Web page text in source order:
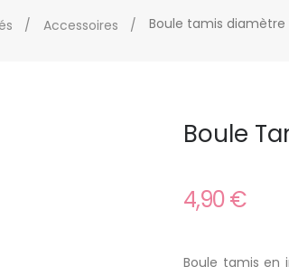
Accessoires Boule tamis diamètre
Boule
4,90 €
Boule tamis en